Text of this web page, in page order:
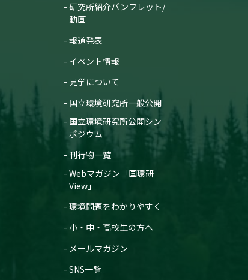
研究所紹介パンフレット/
動画
報道発表
イベント情報
見学について
国立環境研究所一般公開
国立環境研究所公開シン
ポジウム
刊行物一覧
Webマガジン「国環研
View」
環境問題をわかりやすく
小・中・高校生の方へ
メールマガジン
SNS一覧